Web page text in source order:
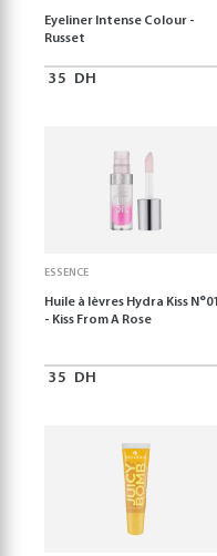
Eyeliner Intense Colour -
Russet
35 DH
ESSENCE
Huile à lèvres Hydra Kiss N°01
- Kiss From A Rose
35 DH